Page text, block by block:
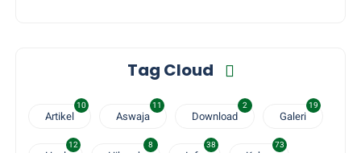
Tag Cloud
Artikel
10
Aswaja
11
Download
2
Galeri
19
12 8 38 73